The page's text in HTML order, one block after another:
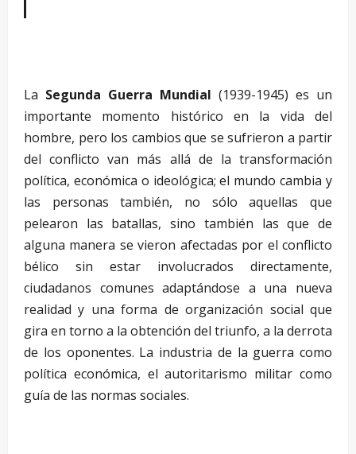
La Segunda Guerra Mundial (1939-1945) es un
importante momento histórico en la vida del
hombre, pero los cambios que se sufrieron a partir
del conflicto van más allá de la transformación
política, económica o ideológica; el mundo cambia y
las personas también, no sólo aquellas que
pelearon las batallas, sino también las que de
alguna manera se vieron afectadas por el conflicto
bélico sin estar involucrados directamente,
ciudadanos comunes adaptándose a una nueva
realidad y una forma de organización social que
gira en torno a la obtención del triunfo, a la derrota
de los oponentes. La industria de la guerra como
política económica, el autoritarismo militar como
guía de las normas sociales.